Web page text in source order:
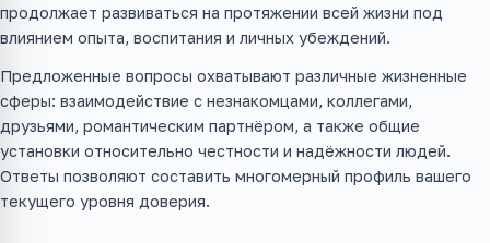
продолжает развиваться на протяжении всей жизни под
влиянием опыта, воспитания и личных убеждений.
Предложенные вопросы охватывают различные жизненные
сферы: взаимодействие с незнакомцами, коллегами,
друзьями, романтическим партнёром, а также общие
установки относительно честности и надёжности людей.
Ответы позволяют составить многомерный профиль вашего
текущего уровня доверия.